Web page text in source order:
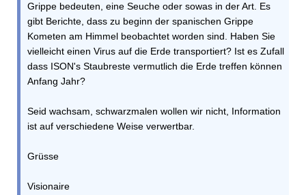
Grippe bedeuten, eine Seuche oder sowas in der Art. Es
gibt Berichte, dass zu beginn der spanischen Grippe
Kometen am Himmel beobachtet worden sind. Haben Sie
vielleicht einen Virus auf die Erde transportiert? Ist es Zufall
dass ISON's Staubreste vermutlich die Erde treffen können
Anfang Jahr?
Seid wachsam, schwarzmalen wollen wir nicht, Information
ist auf verschiedene Weise verwertbar.
Grüsse
Visionaire